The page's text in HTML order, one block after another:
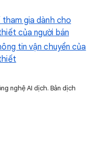
gia dành cho
của người bán
tin vận chuyển của
nghệ AI dịch. Bản dịch